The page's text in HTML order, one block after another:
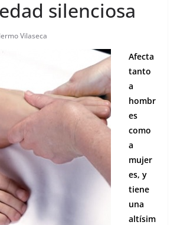
silenciosa
Vilaseca
Afecta
tanto
a
hombr
es
como
a
mujer
es, y
tiene
una
altísim